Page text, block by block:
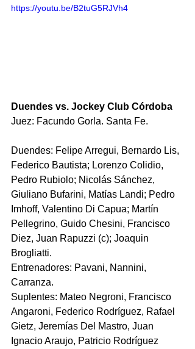
https://youtu.be/B2tuG5RJVh4
Duendes vs. Jockey Club Córdoba
Juez: Facundo Gorla. Santa Fe.
Duendes: Felipe Arregui, Bernardo Lis,
Federico Bautista; Lorenzo Colidio,
Pedro Rubiolo; Nicolás Sánchez,
Giuliano Bufarini, Matías Landi; Pedro
Imhoff, Valentino Di Capua; Martín
Pellegrino, Guido Chesini, Francisco
Diez, Juan Rapuzzi (c); Joaquin
Brogliatti.
Entrenadores: Pavani, Nannini,
Carranza.
Suplentes: Mateo Negroni, Francisco
Angaroni, Federico Rodríguez, Rafael
Gietz, Jeremías Del Mastro, Juan
Ignacio Araujo, Patricio Rodríguez